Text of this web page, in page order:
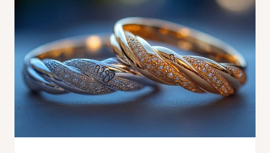
MUST-
HAVE
DANS
UN
SALON